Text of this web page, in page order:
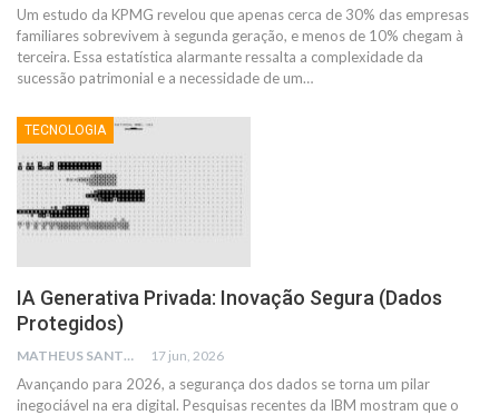
Um estudo da KPMG revelou que apenas cerca de 30% das empresas
familiares sobrevivem à segunda geração, e menos de 10% chegam à
terceira. Essa estatística alarmante ressalta a complexidade da
sucessão patrimonial e a necessidade de um…
TECNOLOGIA
IA Generativa Privada: Inovação Segura (Dados
Protegidos)
MATHEUS SANTOS 17 jun, 2026
Avançando para 2026, a segurança dos dados se torna um pilar
inegociável na era digital. Pesquisas recentes da IBM mostram que o